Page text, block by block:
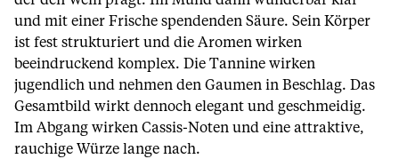
und mit einer Frische spendenden Säure. Sein Körper
ist fest strukturiert und die Aromen wirken
beeindruckend komplex. Die Tannine wirken
jugendlich und nehmen den Gaumen in Beschlag. Das
Gesamtbild wirkt dennoch elegant und geschmeidig.
Im Abgang wirken Cassis-Noten und eine attraktive,
rauchige Würze lange nach.